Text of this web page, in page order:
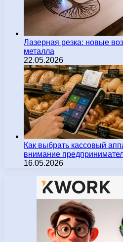
Лазерная резка: новые
металла
22.05.2026
Как выбрать кассовый
внимание
16.05.2026